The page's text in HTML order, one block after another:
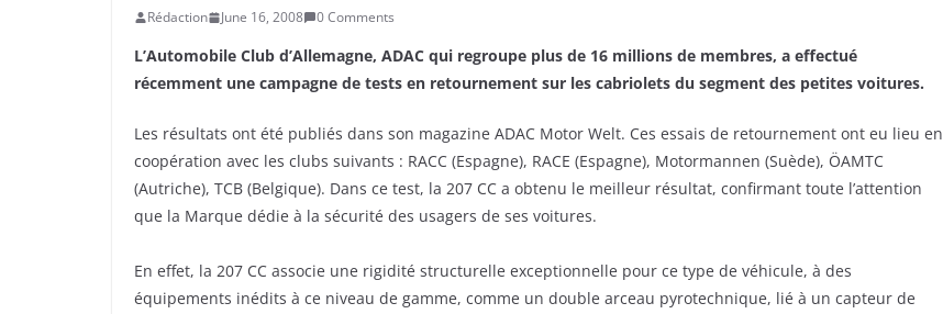
Rédaction June 16, 2008 0 Comments
L’Automobile Club d’Allemagne, ADAC qui regroupe plus de 16 millions de membres, a effectué
récemment une campagne de tests en retournement sur les cabriolets du segment des petites voitures.
Les résultats ont été publiés dans son magazine ADAC Motor Welt. Ces essais de retournement ont eu lieu en
coopération avec les clubs suivants : RACC (Espagne), RACE (Espagne), Motormannen (Suède), ÖAMTC
(Autriche), TCB (Belgique). Dans ce test, la 207 CC a obtenu le meilleur résultat, confirmant toute l’attention
que la Marque dédie à la sécurité des usagers de ses voitures.
En effet, la 207 CC associe une rigidité structurelle exceptionnelle pour ce type de véhicule, à des
équipements inédits à ce niveau de gamme, comme un double arceau pyrotechnique, lié à un capteur de